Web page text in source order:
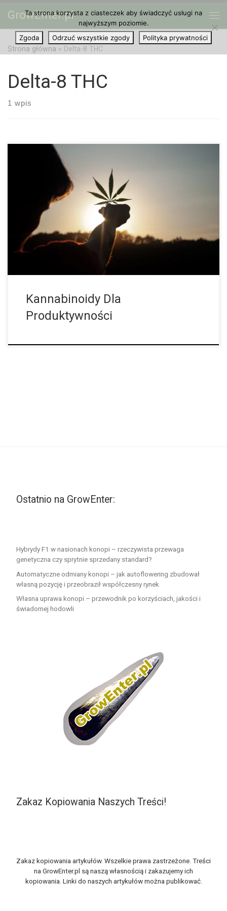
Przejdź do treści
GrowEnter.pl
Strona główna » Delta-8 THC
Delta-8 THC
1 wpis
Jak Marihuana Może Zwiększyć Wydajność? Konopie indyjskie i
produktywność początkowo wydają się być sprzeczne, ale
kannabinoidy mogą rzeczywiście zwiększyć produktywność.
Społeczny wizerunek ćpuna polega na tym, że ćpuny leżą leniwie
Kannabinoidy Dla
Produktywności
Ostatnio na GrowEnter:
Hybrydy F1 w nasionach konopi – rzeczywista przewaga
genetyczna czy sprytnie sprzedany standard?
Automatyczne odmiany konopi – jak autoflowering zbudował
własną pozycję i przeobraził współczesny rynek
Własna uprawa konopi – przewodnik po korzyściach, jakości i
świadomej hodowli
Zakaz Kopiowania Naszych Treści!
Zakaz kopiowania artykułów. Wszelkie prawa zastrzeżone. Treści
na GrowEnter.pl są naszą własnością i zakazujemy ich
kopiowania. Linki do naszych artykułów można publikować.
Ta strona korzysta z ciasteczek aby świadczyć usługi na
najwyższym poziomie.
Zgoda
Odrzuć wszystkie zgody Polityka prywatności